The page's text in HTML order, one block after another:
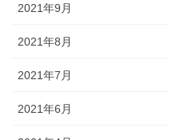
2021年9月
2021年8月
2021年7月
2021年6月